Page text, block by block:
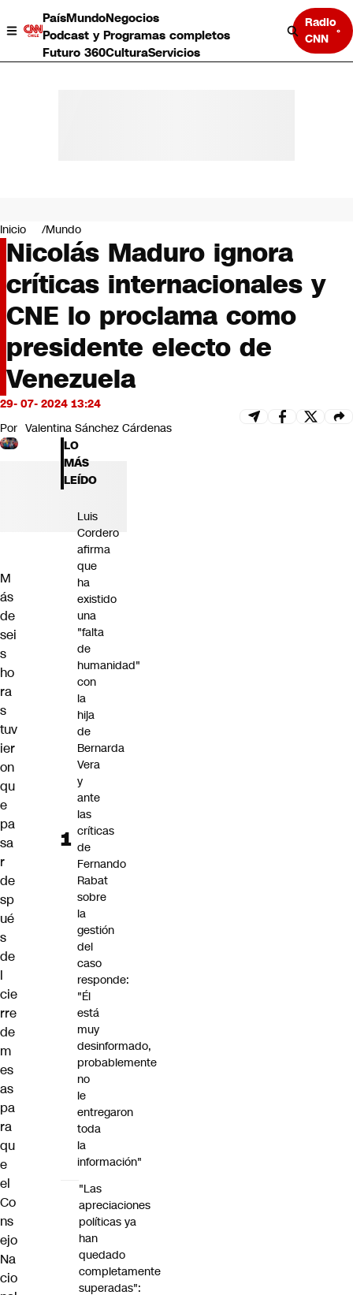
PaísMundoNegocios
Podcast y Programas completos
Futuro 360CulturaServicios
Radio
CNN
Negocios
Deportes
Programas completos
Cultura
Servicios
Bits
CNN tiempo
Futuro 360
Opinión
Inicio Mundo
Nicolás Maduro ignora
críticas internacionales y
CNE lo proclama como
presidente electo de
Venezuela
29- 07- 2024 13:24
Por Valentina Sánchez Cárdenas
M
ás
de
sei
s
ho
ra
s
tuv
ier
on
qu
e
pa
sa
r
de
sp
ué
s
de
l
cie
rre
de
m
es
as
pa
ra
qu
e
el
Co
ns
ejo
Na
cio
LO
MÁS
LEÍDO
Luis
Cordero
afirma
que
ha
existido
una
"falta
de
humanidad"
con
la
hija
de
Bernarda
Vera
y
ante
las
críticas
de
Fernando
Rabat
sobre
la
gestión
del
caso
responde:
"Él
está
muy
desinformado,
probablemente
no
le
entregaron
toda
la
información"
"Las
apreciaciones
políticas ya
han
quedado
completamente
superadas":